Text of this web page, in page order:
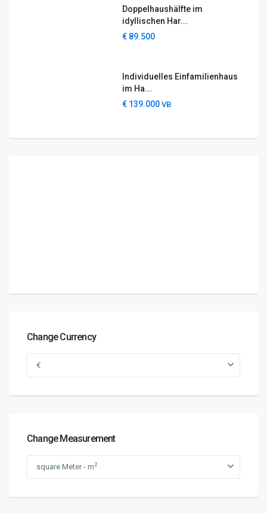
Doppelhaushälfte im
idyllischen Har...
€ 89.500
Individuelles Einfamilienhaus
im Ha...
€ 139.000VB
Change Currency
€
Change Measurement
square Meter - m2